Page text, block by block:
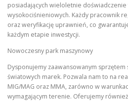
posiadających wieloletnie doświadczenie
wysokociśnieniowych. Każdy pracownik
oraz weryfikację uprawnień, co
każdym etapie inwestycji.
Nowoczesny park maszynowy
Dysponujemy zaawansowanym
światowych marek. Pozwala nam to na
MIG/MAG oraz MMA, zarówno w
wymagającym terenie. Oferujemy